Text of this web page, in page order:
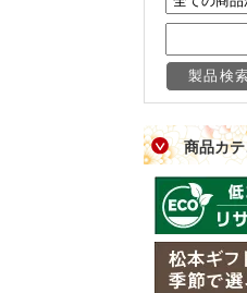
商品カ